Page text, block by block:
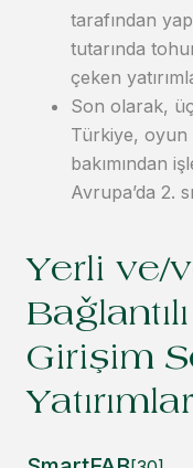
tarafından
tutarında
çeken
Son olarak,
Türkiye, oyun
bakımından
Avrupa’da 2.
Yerli ve/
Girişim